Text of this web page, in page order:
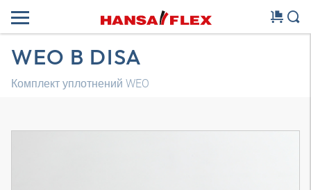
WEO B DISA
Комплект уплотнений WEO